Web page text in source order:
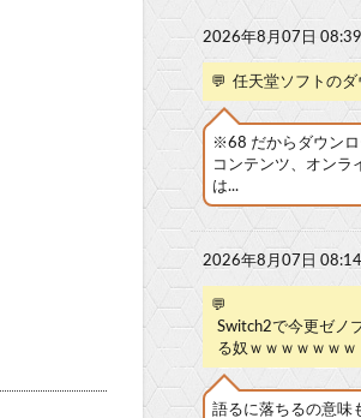
2026年8月07日 08:39
💬 任天堂ソフトの
※68 だからダウン
コンテンツ、オンラ
は...
2026年8月07日 08:14
💬
Switch2で今更ゼノ
る奴ｗｗｗｗｗｗｗ
語るに落ちるの意味